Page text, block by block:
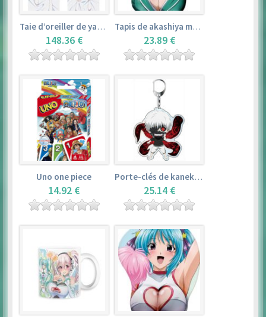
Taie d’oreiller de yamada elf – eromanga sensei
148.36 €
Tapis de akashiya moka – rosario + vampire
23.89 €
Uno one piece
14.92 €
Porte-clés de kaneki ken – tokyo ghoul
25.14 €